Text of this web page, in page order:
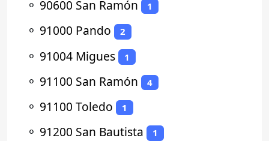
⚬ 90600 San Ramón 1
⚬ 91000 Pando 2
⚬ 91004 Migues 1
⚬ 91100 San Ramón 4
⚬ 91100 Toledo 1
⚬ 91200 San Bautista 1